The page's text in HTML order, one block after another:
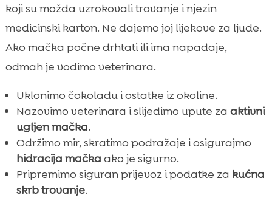
koji su možda uzrokovali trovanje i njezin
medicinski karton. Ne dajemo joj lijekove za ljude.
Ako mačka počne drhtati ili ima napadaje,
odmah je vodimo veterinara.
Uklonimo čokoladu i ostatke iz okoline.
Nazovimo veterinara i slijedimo upute za aktivni
ugljen mačka.
Održimo mir, skratimo podražaje i osigurajmo
hidracija mačka ako je sigurno.
Pripremimo siguran prijevoz i podatke za kućna
skrb trovanje.